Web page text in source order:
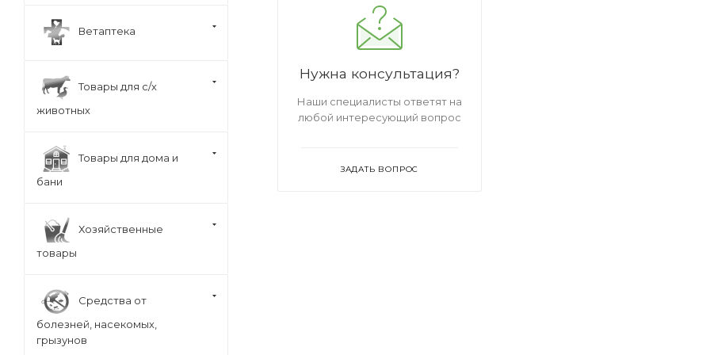
Нужна консультация?
Наши специалисты ответят на
любой интересующий вопрос
ЗАДАТЬ ВОПРОС
Ветаптека
Товары для с/х
животных
Товары для дома и
бани
Хозяйственные
товары
Средства от
болезней, насекомых,
грызунов